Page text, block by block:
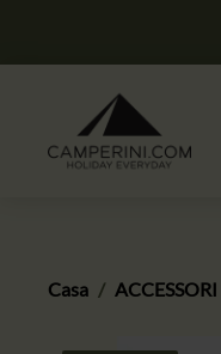
Casa ACCESSORI